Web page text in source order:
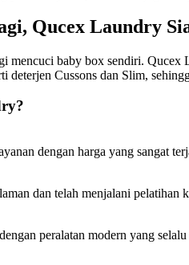
Qucex Laundry
mencuci baby box sendiri. Qucex
deterjen Cussons dan Slim,
dengan harga yang sangat
dan telah menjalani pelatihan
peralatan modern yang